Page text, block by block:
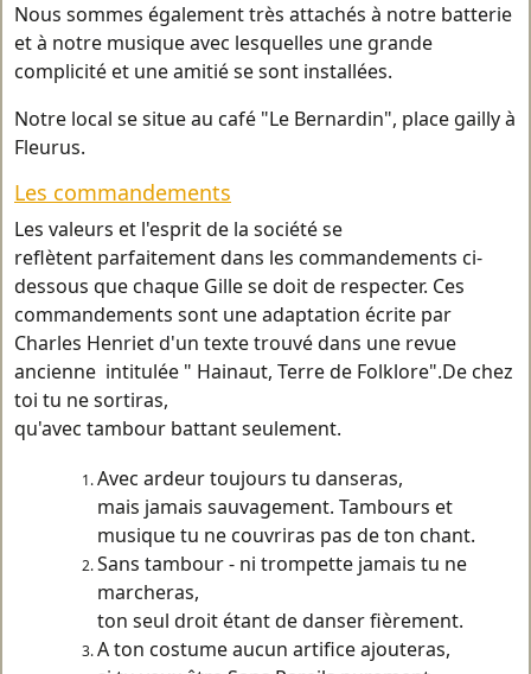
Nous sommes également très attachés à notre batterie
et à notre musique avec lesquelles une grande
complicité et une amitié se sont installées.
Notre local se situe au café "Le Bernardin", place gailly à
Fleurus.
Les commandements
Les valeurs et l'esprit de la société se
reflètent parfaitement dans les commandements ci-
dessous que chaque Gille se doit de respecter. Ces
commandements sont une adaptation écrite par
Charles Henriet d'un texte trouvé dans une revue
ancienne intitulée " Hainaut, Terre de Folklore".De chez
toi tu ne sortiras,
qu'avec tambour battant seulement.
Avec ardeur toujours tu danseras,
mais jamais sauvagement. Tambours et
musique tu ne couvriras pas de ton chant.
Sans tambour - ni trompette jamais tu ne
marcheras,
ton seul droit étant de danser fièrement.
A ton costume aucun artifice ajouteras,